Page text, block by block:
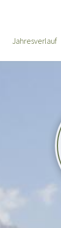
Jahresverlauf